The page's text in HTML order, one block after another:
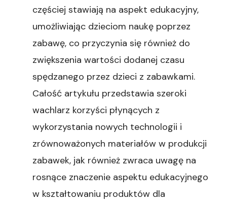
częściej stawiają na aspekt edukacyjny,
umożliwiając dzieciom naukę poprzez
zabawę, co przyczynia się również do
zwiększenia wartości dodanej czasu
spędzanego przez dzieci z zabawkami.
Całość artykułu przedstawia szeroki
wachlarz korzyści płynących z
wykorzystania nowych technologii i
zrównoważonych materiałów w produkcji
zabawek, jak również zwraca uwagę na
rosnące znaczenie aspektu edukacyjnego
w kształtowaniu produktów dla